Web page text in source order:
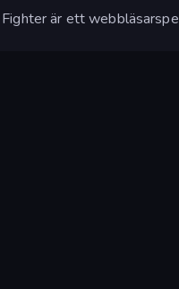
är ett